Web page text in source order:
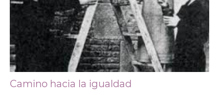
Camino hacia la igualdad